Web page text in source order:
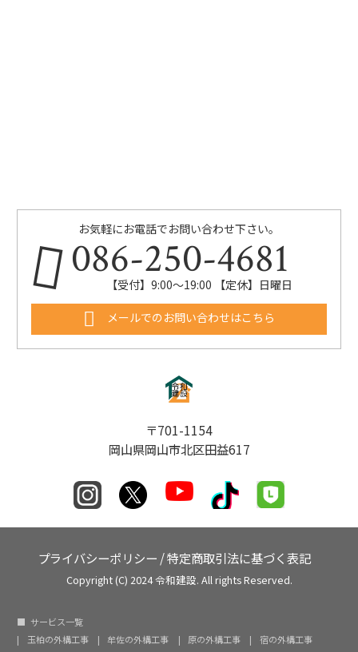
お気軽にお電話でお問い合わせ下さい。
086-250-4681
【受付】9:00〜19:00 【定休】日曜日
メールでのお問い合わせはこちら
〒701-1154
岡山県岡山市北区田益617
プライバシーポリシー /特定商取引法に基づく表記
Copyright (C) 2024 令和建設. All rights Reserved.
サービス一覧
玉柏の外構工事
牟佐の外構工事 原の外構工事
宿の外構工事